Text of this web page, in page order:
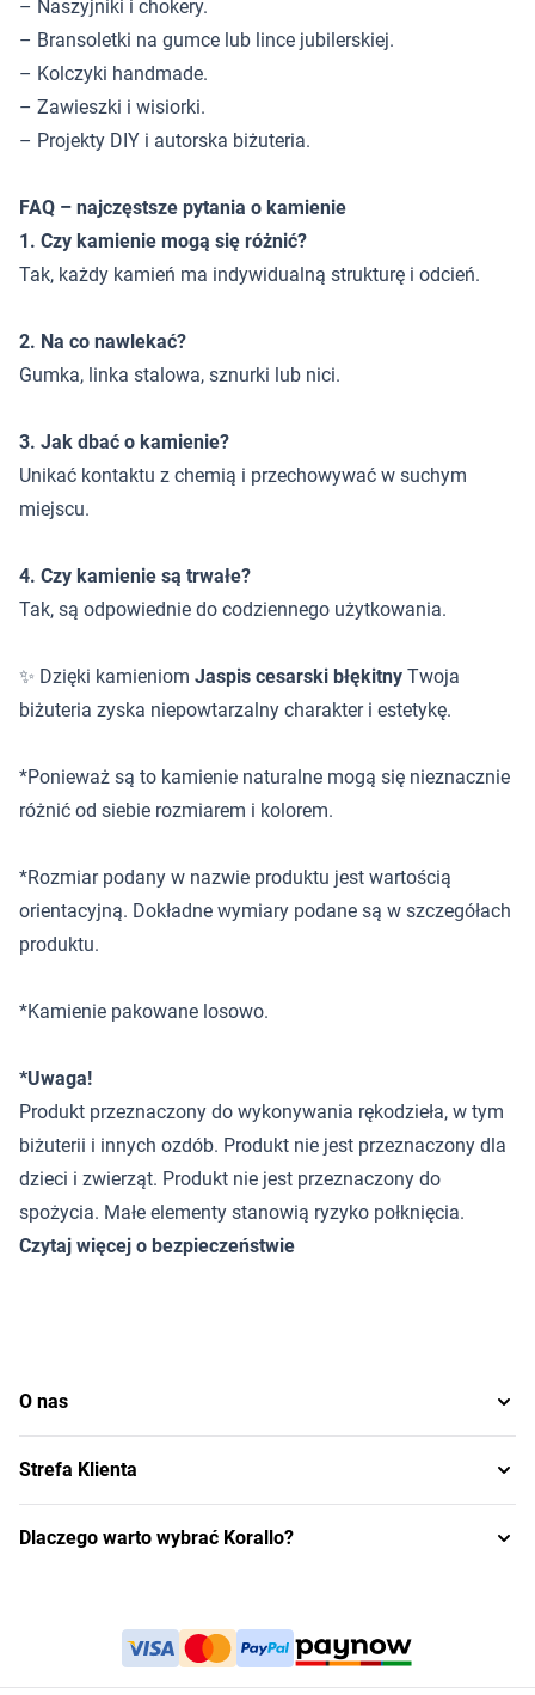
– Naszyjniki i chokery.
– Bransoletki na gumce lub lince jubilerskiej.
– Kolczyki handmade.
– Zawieszki i wisiorki.
– Projekty DIY i autorska biżuteria.
FAQ – najczęstsze pytania o kamienie
1. Czy kamienie mogą się różnić?
Tak, każdy kamień ma indywidualną strukturę i odcień.
2. Na co nawlekać?
Gumka, linka stalowa, sznurki lub nici.
3. Jak dbać o kamienie?
Unikać kontaktu z chemią i przechowywać w suchym
miejscu.
4. Czy kamienie są trwałe?
Tak, są odpowiednie do codziennego użytkowania.
✨ Dzięki kamieniom Jaspis cesarski błękitny Twoja
biżuteria zyska niepowtarzalny charakter i estetykę.
*Ponieważ są to kamienie naturalne mogą się nieznacznie
różnić od siebie rozmiarem i kolorem.
*Rozmiar podany w nazwie produktu jest wartością
orientacyjną. Dokładne wymiary podane są w szczegółach
produktu.
*Kamienie pakowane losowo.
*Uwaga!
Produkt przeznaczony do wykonywania rękodzieła, w tym
biżuterii i innych ozdób. Produkt nie jest przeznaczony dla
dzieci i zwierząt. Produkt nie jest przeznaczony do
spożycia. Małe elementy stanowią ryzyko połknięcia.
Czytaj więcej o bezpieczeństwie
O nas
Strefa Klienta
Dlaczego warto wybrać Korallo?